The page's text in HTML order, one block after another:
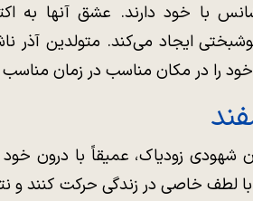
با خود دارند. عشق آنها به
ایجاد می‌کند. متولدین آذر
خود را در مکان مناسب در زمان مناسب
شهودی زودیاک، عمیقاً با درون
با لطف خاصی در زندگی حرکت کنند و